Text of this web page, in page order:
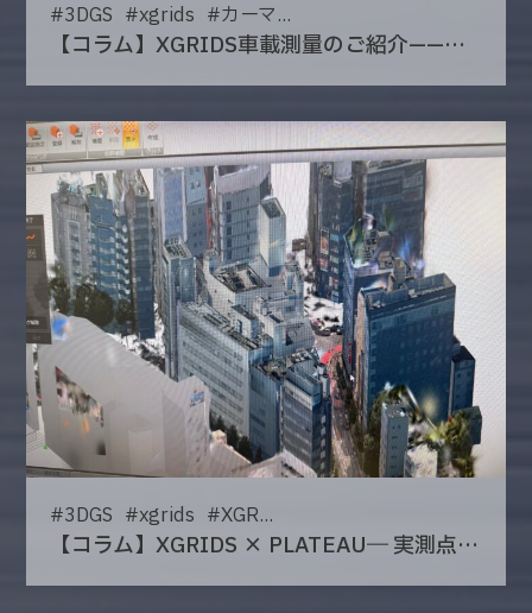
#3DGS #xgrids #カーマ...
【コラム】XGRIDS車載測量のご紹介——道路空間の高効率な三次元化に向けて
#3DGS #xgrids #XGR...
【コラム】XGRIDS × PLATEAU― 実測点群とオープンデータを重ねて見えた、都市3Dのリアル